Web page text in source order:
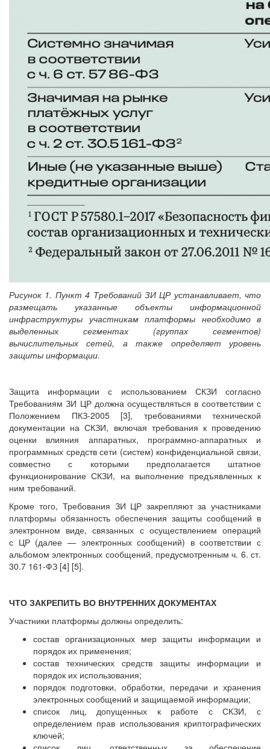
Рисунок 1. Пункт 4 Требований ЗИ ЦР устанавливает, что
размещать указанные объекты информационной
инфраструктуры участникам платформы необходимо в
выделенных сегментах (группах сегментов)
вычислительных сетей, а также определяет уровень
защиты информации.
Защита информации с использованием СКЗИ согласно
Требованиям ЗИ ЦР должна осуществляться в соответствии с
Положением ПКЗ-2005 [3], требованиями технической
документации на СКЗИ, включая требования к проведению
оценки влияния аппаратных, программно-аппаратных и
программных средств сети (систем) конфиденциальной связи,
совместно с которыми предполагается штатное
функционирование СКЗИ, на выполнение предъявленных к
ним требований.
Кроме того, Требования ЗИ ЦР закрепляют за участниками
платформы обязанность обеспечения защиты сообщений в
электронном виде, связанных с осуществлением операций
с ЦР (далее — электронных сообщений) в соответствии с
альбомом электронных сообщений, предусмотренным ч. 6. ст.
30.7 161-ФЗ [4] [5].
ЧТО ЗАКРЕПИТЬ ВО ВНУТРЕННИХ ДОКУМЕНТАХ
Участники платформы должны определить:
состав организационных мер защиты информации и
порядок их применения;
состав технических средств защиты информации и
порядок их использования;
порядок подготовки, обработки, передачи и хранения
электронных сообщений и защищаемой информации;
список лиц, допущенных к работе с СКЗИ, с
определением прав использования криптографических
ключей;